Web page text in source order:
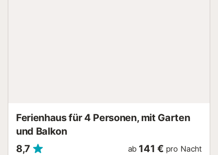
Ferienhaus für 4 Personen, mit Garten
und Balkon
8,7
ab 141 € pro Nacht